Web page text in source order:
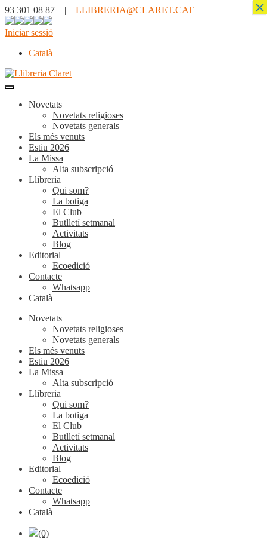
93 301 08 87 | LLIBRERIA@CLARET.CAT
Iniciar sessió
Català
Novetats
Novetats religioses
Novetats generals
Els més venuts
Estiu 2026
La Missa
Alta subscripció
Llibreria
Qui som?
La botiga
El Club
Butlletí setmanal
Activitats
Blog
Editorial
Ecoedició
Contacte
Whatsapp
Català
Novetats
Novetats religioses
Novetats generals
Els més venuts
Estiu 2026
La Missa
Alta subscripció
Llibreria
Qui som?
La botiga
El Club
Butlletí setmanal
Activitats
Blog
Editorial
Ecoedició
Contacte
Whatsapp
Català
(0)
×